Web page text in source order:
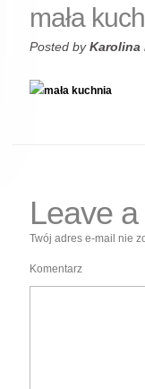
mała
Posted byKarolina
Leave
Twój adres e-mail nie
Komentarz